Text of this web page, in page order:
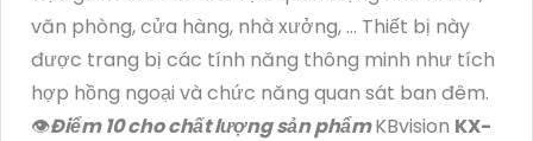
văn phòng, cửa hàng, nhà xưởng, ... Thiết bị này
được trang bị các tính năng thông minh như tích
hợp hồng ngoại và chức năng quan sát ban đêm.
👁Điểm 10 cho chất lượng sản phẩmKBvision KX-